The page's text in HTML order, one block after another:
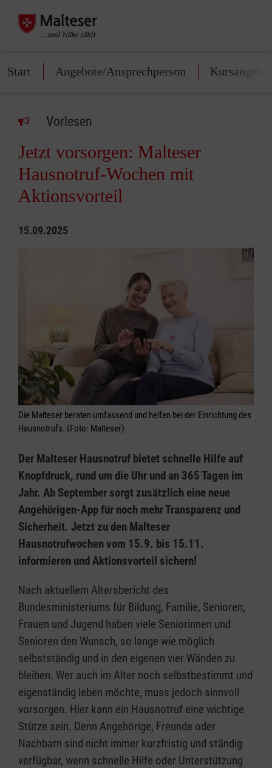
Start Angebote/Ansprechperson Kursangebot
Vorlesen
Jetzt vorsorgen: Malteser
Hausnotruf-Wochen mit
Aktionsvorteil
15.09.2025
Die Malteser beraten umfassend und helfen bei der Einrichtung des
Hausnotrufs. (Foto: Malteser)
Der Malteser Hausnotruf bietet schnelle Hilfe auf
Knopfdruck, rund um die Uhr und an 365 Tagen im
Jahr. Ab September sorgt zusätzlich eine neue
Angehörigen-App für noch mehr Transparenz und
Sicherheit. Jetzt zu den Malteser
Hausnotrufwochen vom 15.9. bis 15.11.
informieren und Aktionsvorteil sichern!
Nach aktuellem Altersbericht des
Bundesministeriums für Bildung, Familie, Senioren,
Frauen und Jugend haben viele Seniorinnen und
Senioren den Wunsch, so lange wie möglich
selbstständig und in den eigenen vier Wänden zu
bleiben. Wer auch im Alter noch selbstbestimmt und
eigenständig leben möchte, muss jedoch sinnvoll
vorsorgen. Hier kann ein Hausnotruf eine wichtige
Stütze sein. Denn Angehörige, Freunde oder
Nachbarn sind nicht immer kurzfristig und ständig
verfügbar, wenn schnelle Hilfe oder Unterstützung